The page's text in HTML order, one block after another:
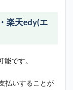
楽天edy(エ
です。
払いすることが